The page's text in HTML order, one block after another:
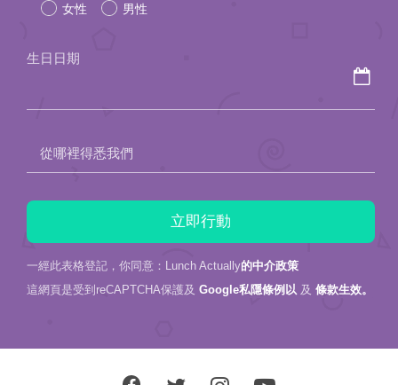
this 女性 男性
生日日期
從哪裡得悉我們
一經此表格登記，你同意：Lunch Actually的中介政策
這網頁是受到reCAPTCHA保護及 Google私隱條例以 及 條款生效。